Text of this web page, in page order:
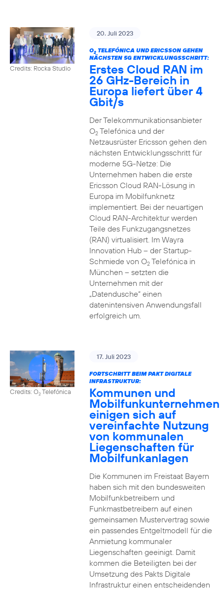
Credits: Rocka Studio
20. Juli 2023
O2TELEFÓNICA UND ERICSSON GEHEN
NÄCHSTEN 5G ENTWICKLUNGSSCHRITT:
Erstes Cloud RAN im
26 GHz-Bereich in
Europa liefert über 4
Gbit/s
Der Telekommunikationsanbieter
O2Telefónica und der
Netzausrüster Ericsson gehen den
nächsten Entwicklungsschritt für
moderne 5G-Netze: Die
Unternehmen haben die erste
Ericsson Cloud RAN-Lösung in
Europa im Mobilfunknetz
implementiert. Bei der neuartigen
Cloud RAN-Architektur werden
Teile des Funkzugangsnetzes
(RAN) virtualisiert. Im Wayra
Innovation Hub – der Startup-
Schmiede von O2Telefónica in
München – setzten die
Unternehmen mit der
„Datendusche“ einen
datenintensiven Anwendungsfall
erfolgreich um.
Credits: O2Telefónica
17. Juli 2023
FORTSCHRITT BEIM PAKT DIGITALE
INFRASTRUKTUR:
Kommunen und
Mobilfunkunternehmen
einigen sich auf
vereinfachte Nutzung
von kommunalen
Liegenschaften für
Mobilfunkanlagen
Die Kommunen im Freistaat Bayern
haben sich mit den bundesweiten
Mobilfunkbetreibern und
Funkmastbetreibern auf einen
gemeinsamen Mustervertrag sowie
ein passendes Entgeltmodell für die
Anmietung kommunaler
Liegenschaften geeinigt. Damit
kommen die Beteiligten bei der
Umsetzung des Pakts Digitale
Infrastruktur einen entscheidenden